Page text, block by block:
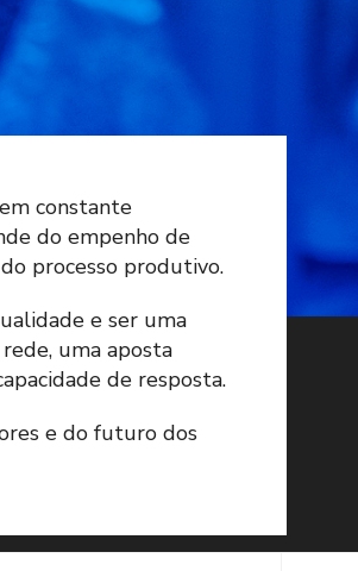
constante
do empenho de
processo produtivo.
e ser uma
uma aposta
de resposta.
e do futuro dos